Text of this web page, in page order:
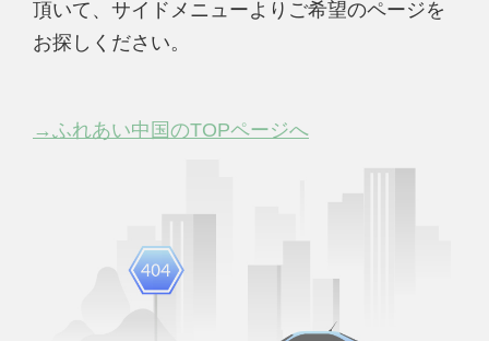
頂いて、サイドメニューよりご希望のページを
お探しください。
→ふれあい中国のTOPページへ